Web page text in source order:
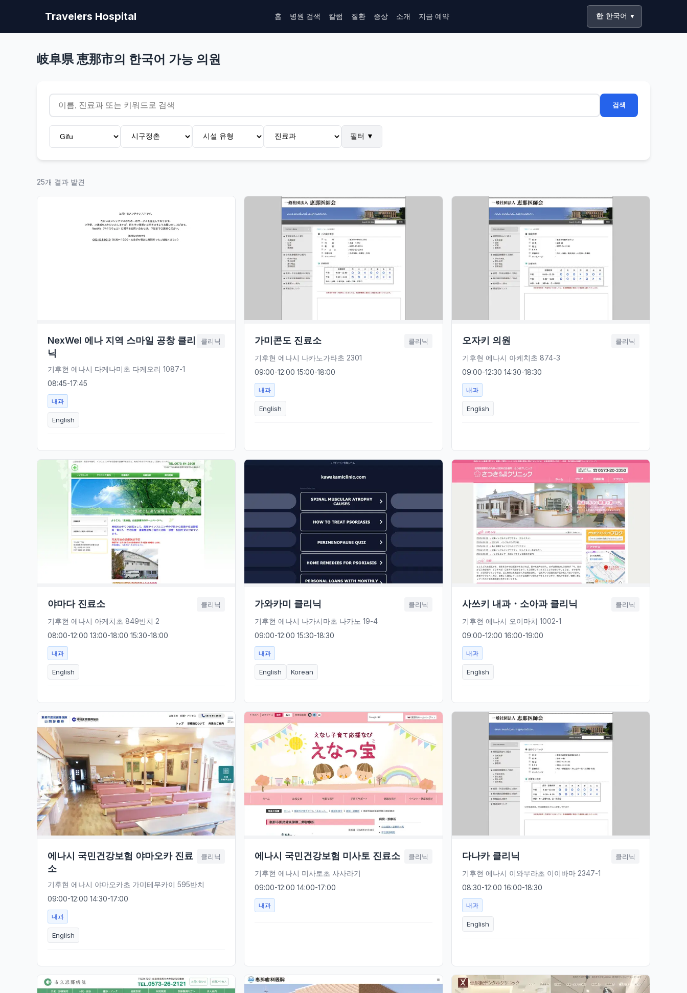
Travelers Hospital 홈 병원 검색 칼럼 질환 증상 소개 지금 예약 한 한국어 ▼
岐阜県 恵那市의 한국어 가능 의원
검색
필터 ▼
25개 결과 발견
NexWel 에나 지역 스마일 공창 클리
닉
클리닉
기후현 에나시 다케나미초 다케오리 1087-1
08:45-17:45
내과
English
가미콘도 진료소 클리닉
기후현 에나시 나카노가타초 2301
09:00-12:00 15:00-18:00
내과
English
오자키 의원 클리닉
기후현 에나시 아케치초 874-3
09:00-12:30 14:30-18:30
내과
English
야마다 진료소 클리닉
기후현 에나시 아케치초 849반치 2
08:00-12:00 13:00-18:00 15:30-18:00
내과
English
가와카미 클리닉 클리닉
기후현 에나시 나가시마초 나카노 19-4
09:00-12:00 15:30-18:30
내과
English Korean
사쓰키 내과・소아과 클리닉 클리닉
기후현 에나시 오이마치 1002-1
09:00-12:00 16:00-19:00
내과
English
에나시 국민건강보험 야마오카 진료
소
클리닉
기후현 에나시 야마오카초 가미테무카이 595반치
09:00-12:00 14:30-17:00
내과
English
에나시 국민건강보험 미사토 진료소 클리닉
기후현 에나시 미사토초 사사라기
09:00-12:00 14:00-17:00
내과
다나카 클리닉 클리닉
기후현 에나시 이와무라초 이이바마 2347-1
08:30-12:00 16:00-18:30
내과
English